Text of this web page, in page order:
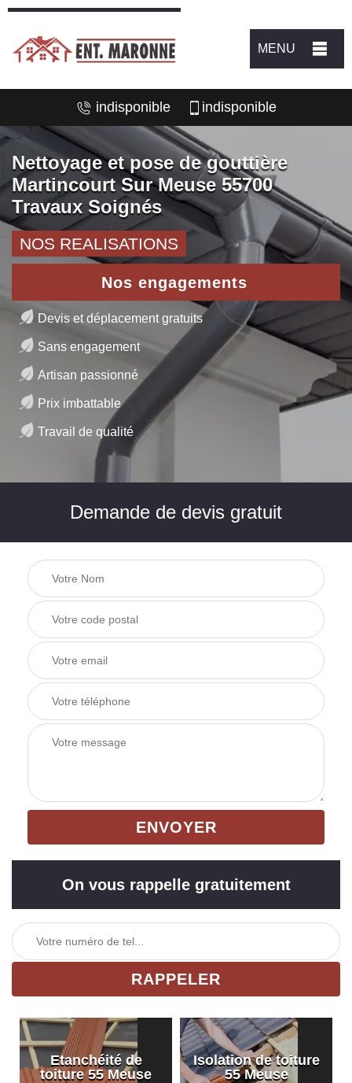
MENU
indisponible indisponible
Nettoyage et pose de gouttière
Martincourt Sur Meuse 55700
Travaux Soignés
NOS REALISATIONS
Nos engagements
Devis et déplacement gratuits
Sans engagement
Artisan passionné
Prix imbattable
Travail de qualité
Demande de devis gratuit
On vous rappelle gratuitement
Etanchéité de
toiture 55 Meuse
Isolation de toiture
55 Meuse